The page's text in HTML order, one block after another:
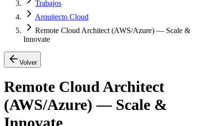
Trabajos
Arquitecto Cloud
Remote Cloud Architect (AWS/Azure) — Scale &
Innovate
Volver
Remote Cloud Architect
(AWS/Azure) — Scale &